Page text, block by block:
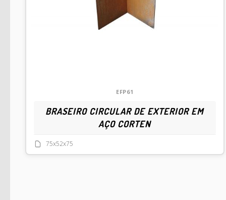
EFP61
BRASEIRO CIRCULAR DE EXTERIOR EM
AÇO CORTEN
75x52x75